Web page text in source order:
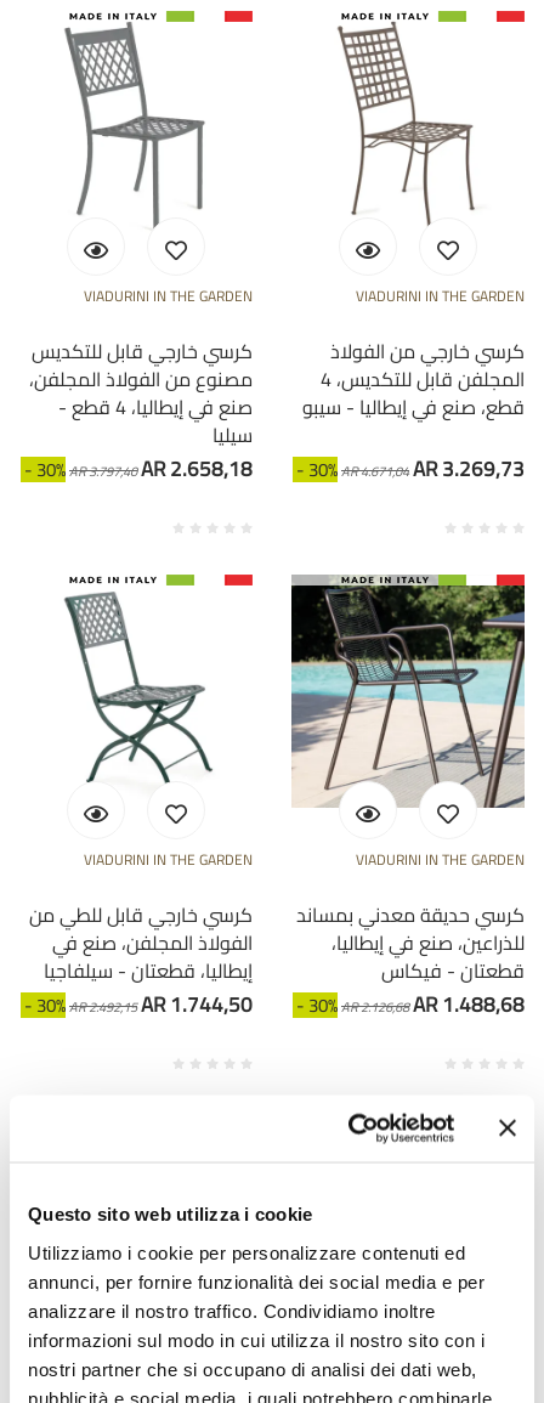
Questo sito web utilizza i cookie
Utilizziamo i cookie per personalizzare contenuti ed
annunci, per fornire funzionalità dei social media e per
analizzare il nostro traffico. Condividiamo inoltre
informazioni sul modo in cui utilizza il nostro sito con i
nostri partner che si occupano di analisi dei dati web,
pubblicità e social media, i quali potrebbero combinarle
VIADURINI IN THE GARDEN
كرسي خارجي قابل للتكديس
مصنوع من الفولاذ المجلفن،
صنع في إيطاليا، 4 قطع -
سيليا
- 30%AR 3.797,40AR 2.658,18
VIADURINI IN THE GARDEN
كرسي خارجي من الفولاذ
المجلفن قابل للتكديس، 4
قطع، صنع في إيطاليا - سيبو
- 30%AR 4.671,04AR 3.269,73
VIADURINI IN THE GARDEN
كرسي خارجي قابل للطي من
الفولاذ المجلفن، صنع في
إيطاليا، قطعتان - سيلفاجيا
- 30%AR 2.492,15AR 1.744,50
VIADURINI IN THE GARDEN
كرسي حديقة معدني بمساند
للذراعين، صنع في إيطاليا،
قطعتان - فيكاس
- 30%AR 2.126,68AR 1.488,68
VIADURINI IN THE GARDEN VIADURINI IN THE GARDEN